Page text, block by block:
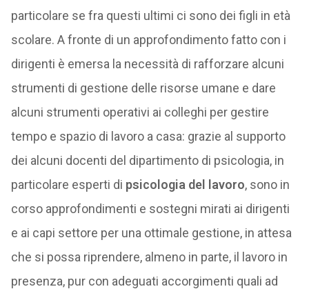
particolare se fra questi ultimi ci sono dei figli in età
scolare. A fronte di un approfondimento fatto con i
dirigenti è emersa la necessità di rafforzare alcuni
strumenti di gestione delle risorse umane e dare
alcuni strumenti operativi ai colleghi per gestire
tempo e spazio di lavoro a casa: grazie al supporto
dei alcuni docenti del dipartimento di psicologia, in
particolare esperti di psicologia del lavoro, sono in
corso approfondimenti e sostegni mirati ai dirigenti
e ai capi settore per una ottimale gestione, in attesa
che si possa riprendere, almeno in parte, il lavoro in
presenza, pur con adeguati accorgimenti quali ad